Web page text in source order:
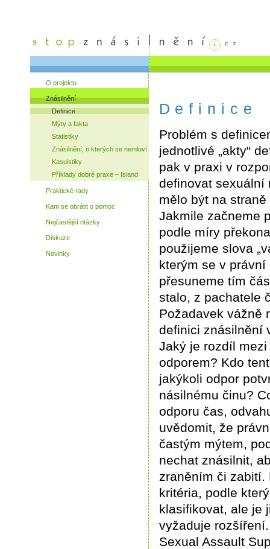
O projektu
Znásilnění
Definice
Mýty a fakta
Statistiky
Znásilnění, o kterých se nemluví
Kasuistiky
Příklady dobré praxe – Island
Praktické rady
Kam se obrátit o pomoc
Nejčastější otázky
Diskuze
Novinky
Definice
Problém s
jednotlivé „akty“
pak v praxi v
definovat sexuální
mělo být na
Jakmile začneme
podle míry
použijeme slova
kterým se v
přesuneme tím
stalo, z pachatele
Požadavek vážně
definici znásilnění
Jaký je rozdíl
odporem? Kdo
jakýkoli odpor
násilnému činu?
odporu čas,
uvědomit, že
častým mýtem,
nechat znásilnit,
zraněním či zabití.
kritéria, podle
klasifikovat, ale je
vyžaduje
Sexual Assault